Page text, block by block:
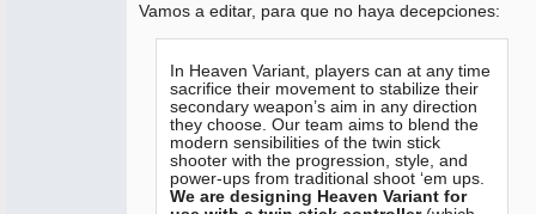
Vamos a editar, para que no haya decepciones:
In Heaven Variant, players can at any time
sacrifice their movement to stabilize their
secondary weapon’s aim in any direction
they choose. Our team aims to blend the
modern sensibilities of the twin stick
shooter with the progression, style, and
power-ups from traditional shoot ‘em ups.
We are designing Heaven Variant for